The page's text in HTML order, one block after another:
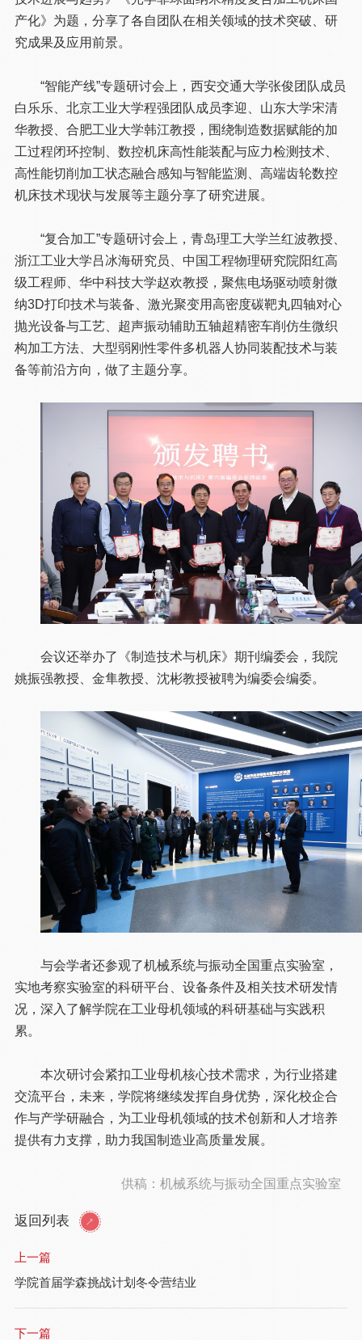
产化》为题，分享了各自团队在相关领域的技术突破、研
究成果及应用前景。
“智能产线”专题研讨会上，西安交通大学张俊团队成员
白乐乐、北京工业大学程强团队成员李迎、山东大学宋清
华教授、合肥工业大学韩江教授，围绕制造数据赋能的加
工过程闭环控制、数控机床高性能装配与应力检测技术、
高性能切削加工状态融合感知与智能监测、高端齿轮数控
机床技术现状与发展等主题分享了研究进展。
“复合加工”专题研讨会上，青岛理工大学兰红波教授、
浙江工业大学吕冰海研究员、中国工程物理研究院阳红高
级工程师、华中科技大学赵欢教授，聚焦电场驱动喷射微
纳3D打印技术与装备、激光聚变用高密度碳靶丸四轴对心
抛光设备与工艺、超声振动辅助五轴超精密车削仿生微织
构加工方法、大型弱刚性零件多机器人协同装配技术与装
备等前沿方向，做了主题分享。
会议还举办了《制造技术与机床》期刊编委会，我院
姚振强教授、金隼教授、沈彬教授被聘为编委会编委。
与会学者还参观了机械系统与振动全国重点实验室，
实地考察实验室的科研平台、设备条件及相关技术研发情
况，深入了解学院在工业母机领域的科研基础与实践积
累。
本次研讨会紧扣工业母机核心技术需求，为行业搭建
交流平台，未来，学院将继续发挥自身优势，深化校企合
作与产学研融合，为工业母机领域的技术创新和人才培养
提供有力支撑，助力我国制造业高质量发展。
供稿：机械系统与振动全国重点实验室
返回列表
上一篇
学院首届学森挑战计划冬令营结业
下一篇